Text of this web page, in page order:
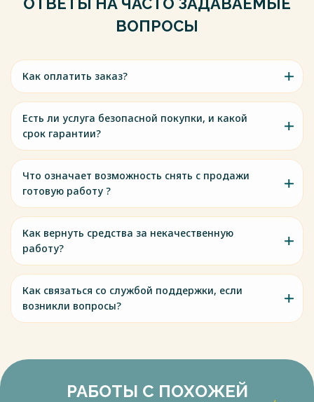
ВОПРОСЫ
Как оплатить заказ?
Есть ли услуга безопасной покупки, и какой
срок гарантии?
Что означает возможность снять с продажи
готовую работу ?
Как вернуть средства за некачественную
работу?
Как связаться со службой поддержки, если
возникли вопросы?
РАБОТЫ С ПОХОЖЕЙ